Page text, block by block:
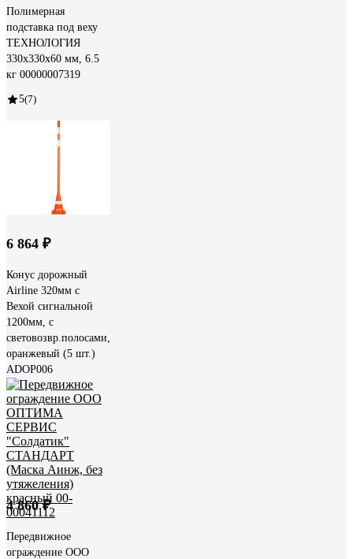
Полимерная
подставка под веху
ТЕХНОЛОГИЯ
330x330x60 мм, 6.5
кг 00000007319
5(7)
6 864 ₽
Конус дорожный
Airline 320мм с
Вехой сигнальной
1200мм, с
световозвр.полосами,
оранжевый (5 шт.)
ADOP006
4 860 ₽
Передвижное
ограждение ООО